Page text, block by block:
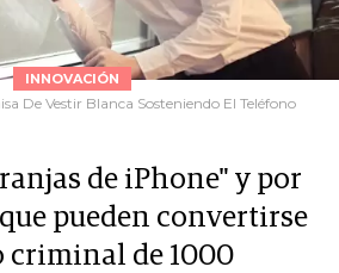
INNOVACIÓN
De Vestir Blanca Sosteniendo El Teléfono
de iPhone" y por
pueden convertirse
criminal de 1000